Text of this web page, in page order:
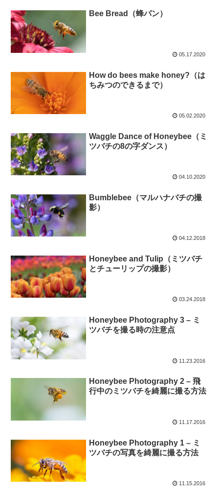
Bee Bread（蜂パン）
05.17.2020
How do bees make honey?（は
ちみつのできるまで）
05.02.2020
Waggle Dance of Honeybee（ミ
ツバチの8の字ダンス）
04.10.2020
Bumblebee（マルハナバチの撮
影）
04.12.2018
Honeybee and Tulip（ミツバチ
とチューリップの撮影）
03.24.2018
Honeybee Photography 3 – ミ
ツバチを撮る時の注意点
11.23.2016
Honeybee Photography 2 – 飛
行中のミツバチを綺麗に撮る方法
11.17.2016
Honeybee Photography 1 – ミ
ツバチの写真を綺麗に撮る方法
11.15.2016